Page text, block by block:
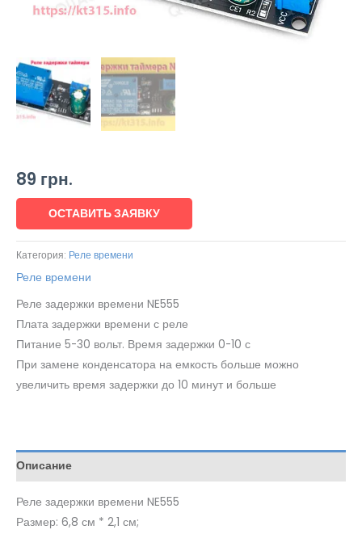
89 грн.
ОСТАВИТЬ ЗАЯВКУ
Категория: Реле времени
Реле времени
Реле задержки времени NE555
Плата задержки времени с реле
Питание 5-30 вольт. Время задержки 0-10 с
При замене конденсатора на емкость больше можно
увеличить время задержки до 10 минут и больше
Описание
Реле задержки времени NE555
Размер: 6,8 см * 2,1 см;